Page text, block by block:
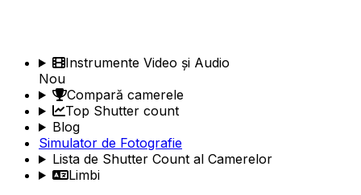
Instrumente Video și Audio
Nou
Compară camerele
Top Shutter count
Blog
Simulator de Fotografie
Lista de Shutter Count al Camerelor
Limbi